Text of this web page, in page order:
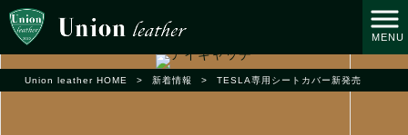
MENU
Union leather HOME > 新着情報 > TESLA専用シートカバー新発売